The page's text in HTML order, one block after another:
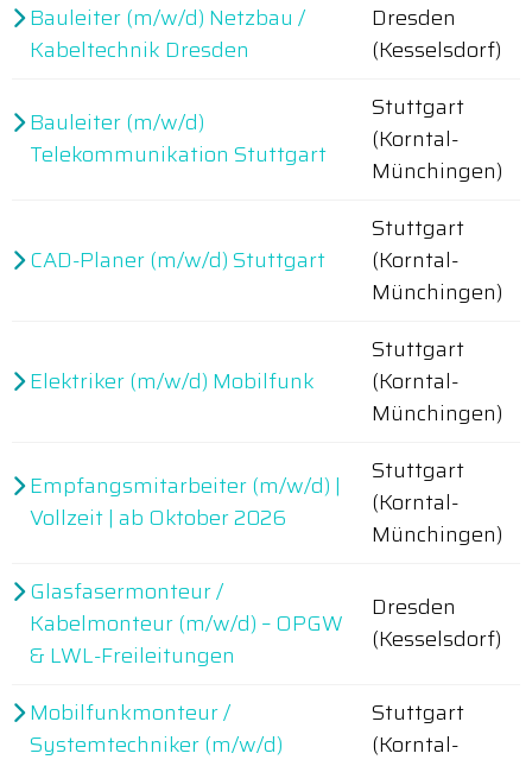
Bauleiter (m/w/d) Netzbau /
Kabeltechnik Dresden
Dresden
(Kesselsdorf)
Bauleiter (m/w/d)
Telekommunikation Stuttgart
Stuttgart
(Korntal-
Münchingen)
CAD-Planer (m/w/d) Stuttgart
Stuttgart
(Korntal-
Münchingen)
Elektriker (m/w/d) Mobilfunk
Stuttgart
(Korntal-
Münchingen)
Empfangsmitarbeiter (m/w/d) |
Vollzeit | ab Oktober 2026
Stuttgart
(Korntal-
Münchingen)
Glasfasermonteur /
Kabelmonteur (m/w/d) – OPGW
& LWL-Freileitungen
Dresden
(Kesselsdorf)
Mobilfunkmonteur /
Systemtechniker (m/w/d)
Stuttgart
(Korntal-